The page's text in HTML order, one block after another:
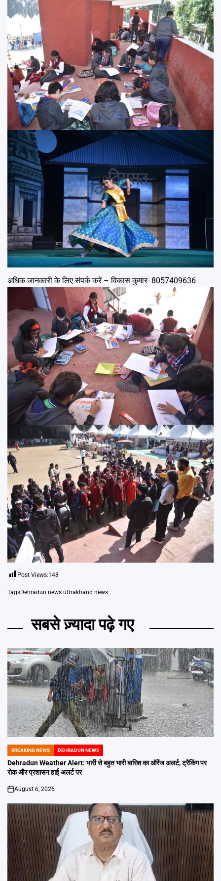
अधिक जानकारी के लिए संपर्क करें – विकास कुमार- 8057409636
Post Views:148
TagsDehradun news uttrakhand news
सबसे ज़्यादा पढ़े गए
POSTED
IN
BREAKING NEWS DEHRADUN NEWS
Dehradun Weather Alert: भारी से बहुत भारी बारिश का ऑरेंज अलर्ट, ट्रैकिंग पर
रोक और प्रशासन हाई अलर्ट पर
on
August 6, 2026